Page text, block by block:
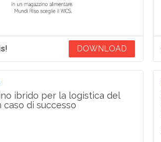
DOWNLOAD
ibrido per la logistica del
caso di successo